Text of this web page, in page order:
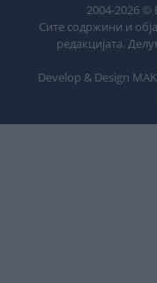
2004-2026 ©
Сите содржини и
редакцијата.
Develop & Design